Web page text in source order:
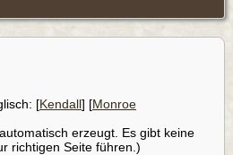
[Kendall] [Monroe
erzeugt. Es gibt keine
richtigen Seite führen.)